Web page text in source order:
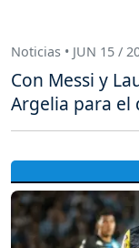
Noticias • JUN 15 /
Con Messi y
Argelia para el